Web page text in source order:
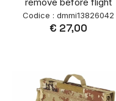
Codice : dmmi13826042
€ 27,00